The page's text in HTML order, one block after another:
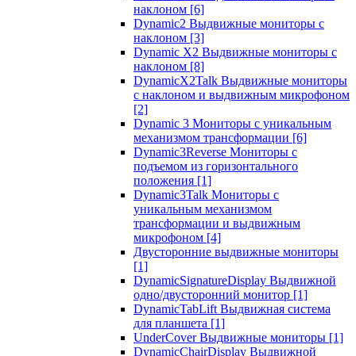
наклоном [6]
Dynamic2 Выдвижные мониторы с
наклоном [3]
Dynamic X2 Выдвижные мониторы с
наклоном [8]
DynamicX2Talk Выдвижные мониторы
с наклоном и выдвижным микрофоном
[2]
Dynamic 3 Мониторы с уникальным
механизмом трансформации [6]
Dynamic3Reverse Мониторы с
подъемом из горизонтального
положения [1]
Dynamic3Talk Мониторы с
уникальным механизмом
трансформации и выдвижным
микрофоном [4]
Двусторонние выдвижные мониторы
[1]
DynamicSignatureDisplay Выдвижной
одно/двусторонний монитор [1]
DynamicTabLift Выдвижная система
для планшета [1]
UnderCover Выдвижные мониторы [1]
DynamicChairDisplay Выдвижной